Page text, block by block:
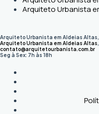
Arquiteto Urbanista
Arquiteto Urbanista em Aldeias Altas,
Arquiteto Urbanista em Aldeias Altas,
contato@arquitetourbanista.com.br
Seg à Sex: 7h às 18h